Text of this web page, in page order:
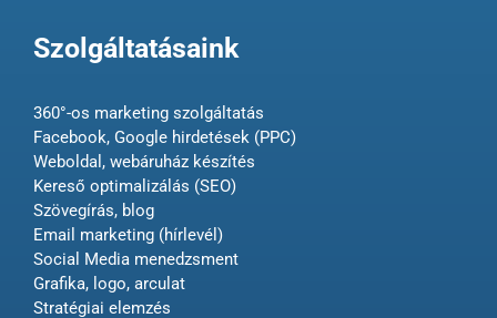
Szolgáltatásaink
360°-os marketing szolgáltatás
Facebook, Google hirdetések (PPC)
Weboldal, webáruház készítés
Kereső optimalizálás (SEO)
Szövegírás, blog
Email marketing (hírlevél)
Social Media menedzsment
Grafika, logo, arculat
Stratégiai elemzés